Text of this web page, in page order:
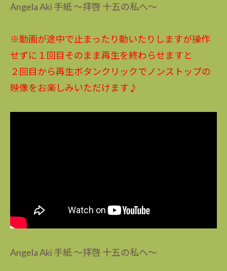
Angela Aki 手紙 ～拝啓 十五の私へ～
※動画が途中で止まったり動いたりしますが操作
せずに１回目そのまま再生を終わらせますと
２回目から再生ボタンクリックでノンストップの
映像をお楽しみいただけます♪
Angela Aki 手紙 ～拝啓 十五の私へ～